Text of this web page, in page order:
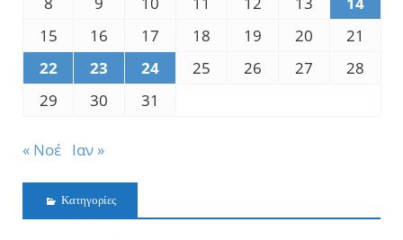
15
16 17 18 19 20
21
22
23 24 25 26 27
28
29
30 31
« Νοέ Ιαν »
Kατηγορίες